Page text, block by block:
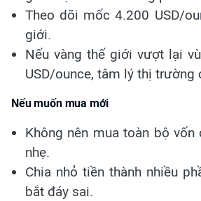
Theo dõi mốc 4.200 USD/
giới.
Nếu vàng thế giới vượt lại
USD/ounce, tâm lý thị trường
Nếu muốn mua mới
Không nên mua toàn bộ
nhẹ.
Chia nhỏ tiền thành nhiều
bắt đáy sai.